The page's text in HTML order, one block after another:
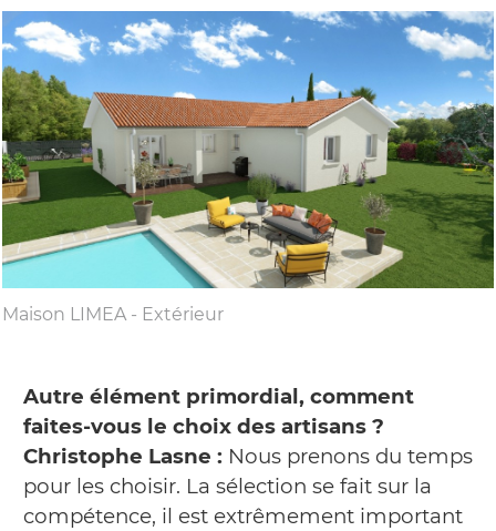
Maison LIMEA - Extérieur
Autre élément primordial, comment
faites-vous le choix des artisans ?
Christophe Lasne : Nous prenons du temps
pour les choisir. La sélection se fait sur la
compétence, il est extrêmement important